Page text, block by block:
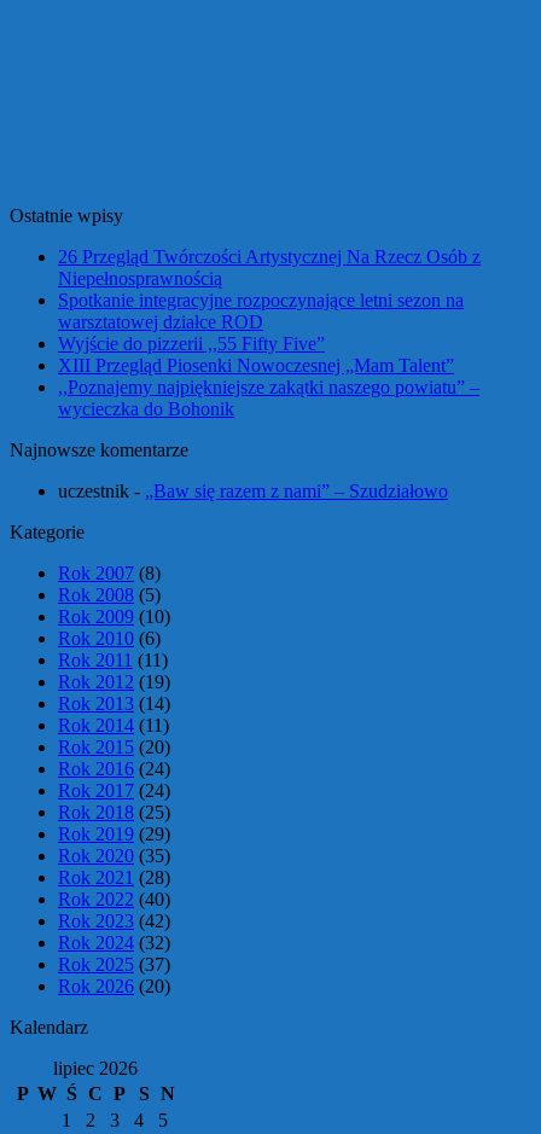
Ostatnie wpisy
26 Przegląd Twórczości Artystycznej Na Rzecz Osób z
Niepełnosprawnością
Spotkanie integracyjne rozpoczynające letni sezon na
warsztatowej działce ROD
Wyjście do pizzerii ,,55 Fifty Five”
XIII Przegląd Piosenki Nowoczesnej „Mam Talent”
,,Poznajemy najpiękniejsze zakątki naszego powiatu” –
wycieczka do Bohonik
Najnowsze komentarze
uczestnik - „Baw się razem z nami” – Szudziałowo
Kategorie
Rok 2007 (8)
Rok 2008 (5)
Rok 2009 (10)
Rok 2010 (6)
Rok 2011 (11)
Rok 2012 (19)
Rok 2013 (14)
Rok 2014 (11)
Rok 2015 (20)
Rok 2016 (24)
Rok 2017 (24)
Rok 2018 (25)
Rok 2019 (29)
Rok 2020 (35)
Rok 2021 (28)
Rok 2022 (40)
Rok 2023 (42)
Rok 2024 (32)
Rok 2025 (37)
Rok 2026 (20)
Kalendarz
lipiec 2026
P W Ś C P S N
1
2 3 4 5